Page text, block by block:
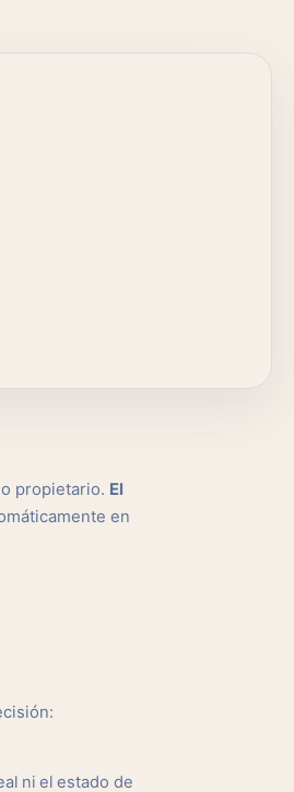
propietario. El
en
ni el estado de